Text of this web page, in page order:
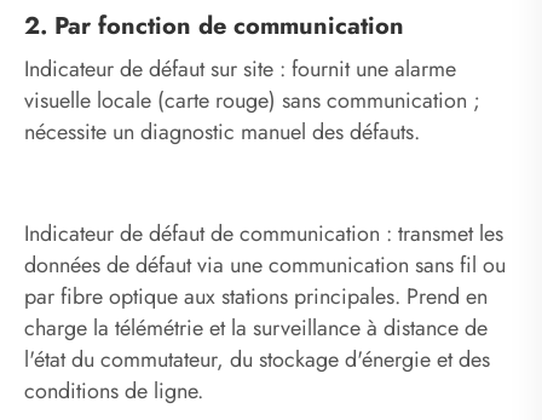
2. Par fonction de communication
Indicateur de défaut sur site : fournit une alarme
visuelle locale (carte rouge) sans communication ;
nécessite un diagnostic manuel des défauts.
Indicateur de défaut de communication : transmet les
données de défaut via une communication sans fil ou
par fibre optique aux stations principales. Prend en
charge la télémétrie et la surveillance à distance de
l'état du commutateur, du stockage d'énergie et des
conditions de ligne.